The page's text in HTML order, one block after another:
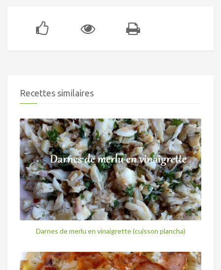
Recettes similaires
Darnes de merlu en vinaigrette (cuisson plancha)